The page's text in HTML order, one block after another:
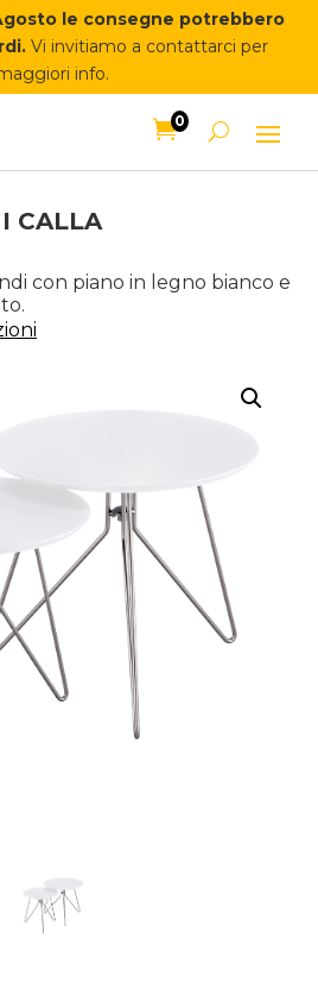
le consegne potrebbero
Vi invitiamo a contattarci per
info.
0
CALLA
con piano in legno bianco e